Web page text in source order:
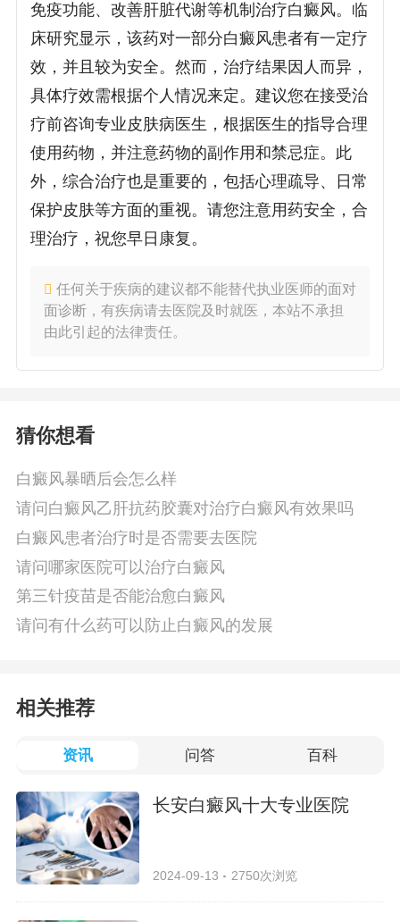
免疫功能、改善肝脏代谢等机制治疗白癜风。临
床研究显示，该药对一部分白癜风患者有一定疗
效，并且较为安全。然而，治疗结果因人而异，
具体疗效需根据个人情况来定。建议您在接受治
疗前咨询专业皮肤病医生，根据医生的指导合理
使用药物，并注意药物的副作用和禁忌症。此
外，综合治疗也是重要的，包括心理疏导、日常
保护皮肤等方面的重视。请您注意用药安全，合
理治疗，祝您早日康复。
任何关于疾病的建议都不能替代执业医师的面对
面诊断，有疾病请去医院及时就医，本站不承担
由此引起的法律责任。
猜你想看
白癜风暴晒后会怎么样
请问白癜风乙肝抗药胶囊对治疗白癜风有效果吗
白癜风患者治疗时是否需要去医院
请问哪家医院可以治疗白癜风
第三针疫苗是否能治愈白癜风
请问有什么药可以防止白癜风的发展
相关推荐
资讯 问答 百科
长安白癜风十大专业医院
2024-09-13 2750次浏览